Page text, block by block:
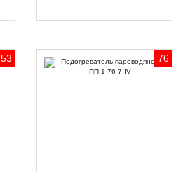
53 76